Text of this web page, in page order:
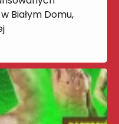
Białym Domu,